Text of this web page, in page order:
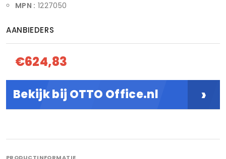
MPN : 1227050
AANBIEDERS
€624,83
Bekijk bij OTTO Office.nl ›